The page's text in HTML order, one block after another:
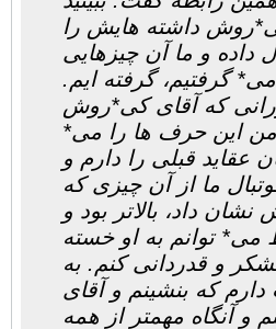
داشته هایش را
داده و ما آن چیزهایی
گرفتیم، گرفته ایم.
که آقای کی*روش
این حرف ها را می*
عقاید قبلی را دارم و
ما از آن چیزی که
داد، بالاتر بود و
توانم به او خسته
و قدردانی کنم. به
که بنشینم و آقای
آنگاه مهمتر از همه